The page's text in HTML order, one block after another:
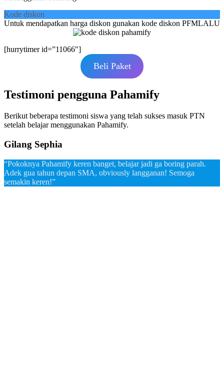
Kode diskon
Untuk mendapatkan harga diskon gunakan kode diskon PFMLALU
[hurrytimer id=”11066″]
Beli Paket
Testimoni pengguna Pahamify
Berikut beberapa testimoni siswa yang telah sukses masuk PTN
setelah belajar menggunakan Pahamify.
Gilang Sephia
“Pokoknya Pahamify keren banget, belajar jadi ga boring parah.
Adek gua tahun depan SMA, obviously langganan! Semoga
semakin keren!”